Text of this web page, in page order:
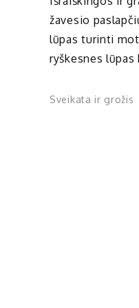
žavesio
lūpas turinti
ryškesnes
Sveikata ir grožis